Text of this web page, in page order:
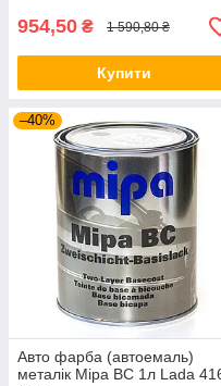
954,50 ₴ 1 590,80 ₴
Купити
–40%
Авто фарба (автоемаль)
металік Mipa BC 1л Lada